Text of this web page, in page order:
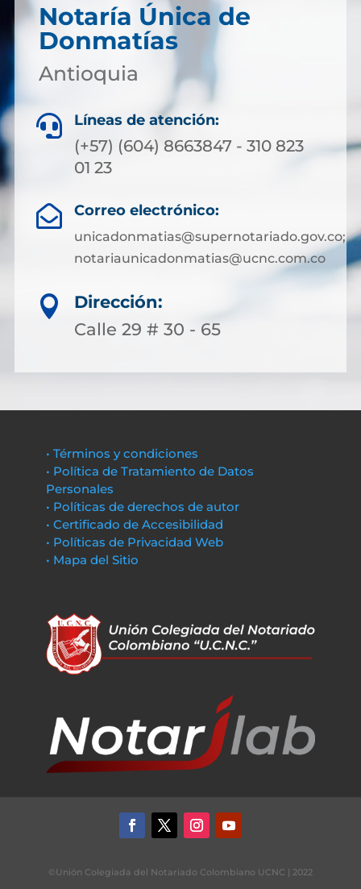
Notaría Única de
Donmatías
Antioquia
 Líneas de atención:
(+57) (604) 8663847 - 310 823
01 23
 Correo electrónico:
unicadonmatias@supernotariado.gov.co;
notariaunicadonmatias@ucnc.com.co

Dirección:
Calle 29 # 30 - 65
• Términos y condiciones
• Política de Tratamiento de Datos
Personales
• Políticas de derechos de autor
• Certificado de Accesibilidad
• Políticas de Privacidad Web
• Mapa del Sitio
©Unión Colegiada del Notariado Colombiano UCNC | 2022